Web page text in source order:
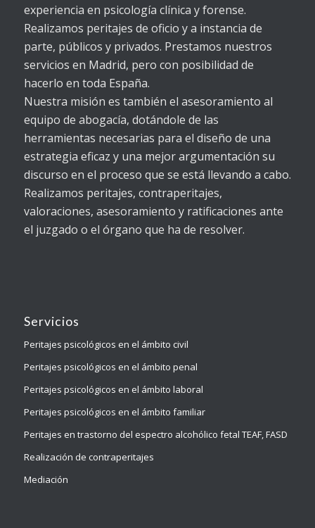
experiencia en psicología clínica y forense.
Realizamos peritajes de oficio y a instancia de
parte, públicos y privados. Prestamos nuestros
servicios en Madrid, pero con posibilidad de
hacerlo en toda España.
Nuestra misión es también el asesoramiento al
equipo de abogacía, dotándole de las
herramientas necesarias para el diseño de una
estrategia eficaz y una mejor argumentación su
discurso en el proceso que se está llevando a cabo.
Realizamos peritajes, contraperitajes,
valoraciones, asesoramiento y ratificaciones ante
el juzgado o el órgano que ha de resolver.
Servicios
Peritajes psicológicos en el ámbito civil
Peritajes psicológicos en el ámbito penal
Peritajes psicológicos en el ámbito laboral
Peritajes psicológicos en el ámbito familiar
Peritajes en trastorno del espectro alcohólico fetal TEAF, FASD
Realización de contraperitajes
Mediación